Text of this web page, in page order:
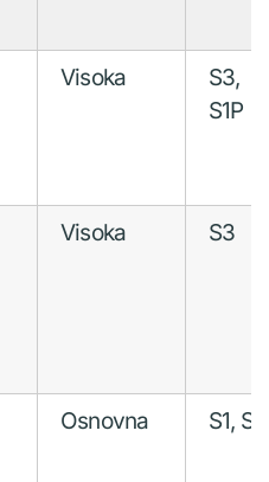
Visoka
S3,
S1P
Visoka S3
Osnovna S1,